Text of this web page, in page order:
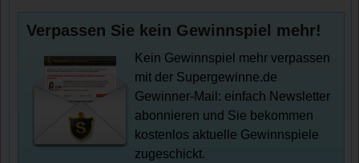
Verpassen Sie kein Gewinnspiel mehr!
Kein Gewinnspiel mehr verpassen
mit der Supergewinne.de
Gewinner-Mail: einfach Newsletter
abonnieren und Sie bekommen
kostenlos aktuelle Gewinnspiele
zugeschickt.